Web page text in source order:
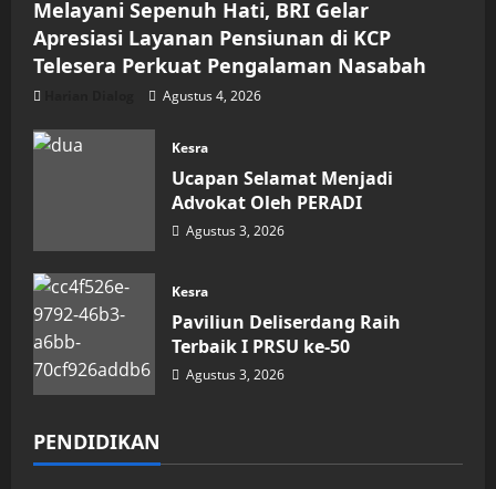
Melayani Sepenuh Hati, BRI Gelar
Apresiasi Layanan Pensiunan di KCP
Telesera Perkuat Pengalaman Nasabah
Agustus 4, 2026
Kesra
Ucapan Selamat Menjadi
Advokat Oleh PERADI
Agustus 3, 2026
Kesra
Paviliun Deliserdang Raih
Terbaik I PRSU ke-50
Agustus 3, 2026
PENDIDIKAN
Pendidikan